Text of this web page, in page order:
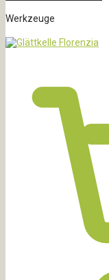
Werkzeuge